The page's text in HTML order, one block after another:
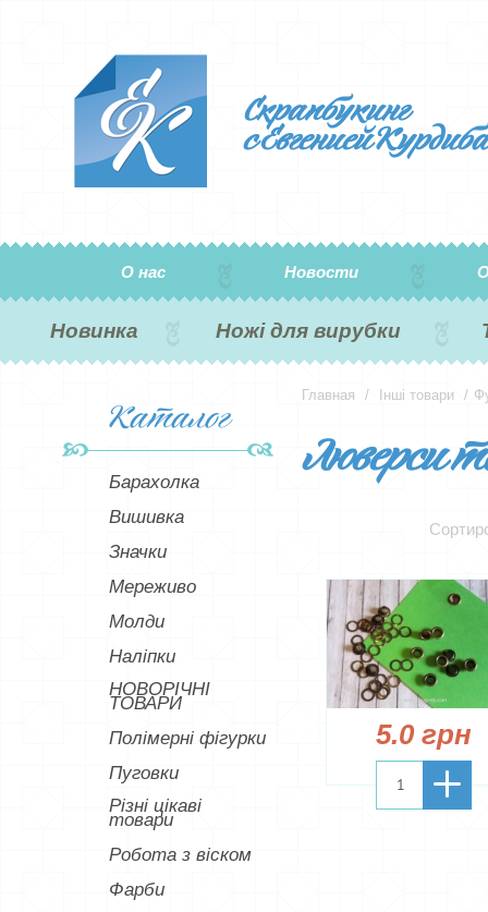
Скрапбукинг
с Евгенией
О нас Новости
Новинка Ножі для вирубки
Каталог
Барахолка
Вишивка
Значки
Мереживо
Молди
Наліпки
НОВОРІЧНІ
ТОВАРИ
Полімерні фігурки
Пуговки
Різні цікаві
товари
Робота з віском
Фарби
Главная / Інші товари /
Люверси
5.0 грн